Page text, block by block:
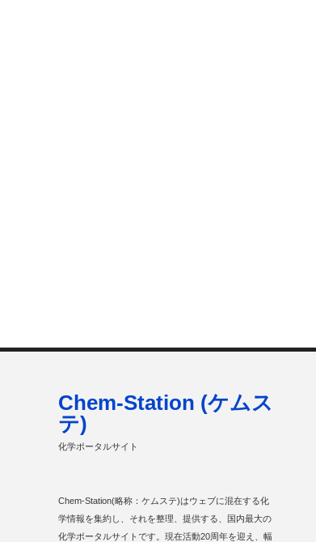
Chem-Station (ケムス
テ)
化学ポータルサイト
Chem-Station(略称：ケムステ)はウェブに混在する化
学情報を集約し、それを整理、提供する、国内最大の
化学ポータルサイトです。現在活動20周年を迎え、幅